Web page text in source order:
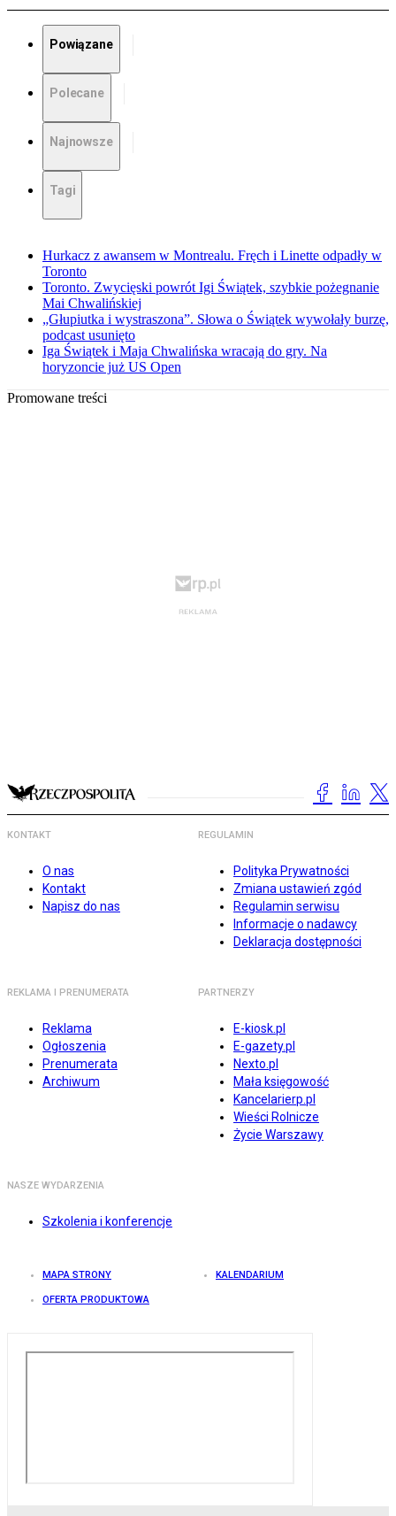
Powiązane
Polecane
Najnowsze
Tagi
Hurkacz z awansem w Montrealu. Fręch i Linette odpadły w
Toronto
Toronto. Zwycięski powrót Igi Świątek, szybkie pożegnanie
Mai Chwalińskiej
„Głupiutka i wystraszona”. Słowa o Świątek wywołały burzę,
podcast usunięto
Iga Świątek i Maja Chwalińska wracają do gry. Na
horyzoncie już US Open
Promowane treści
KONTAKT
O nas
Kontakt
Napisz do nas
REGULAMIN
Polityka Prywatności
Zmiana ustawień zgód
Regulamin serwisu
Informacje o nadawcy
Deklaracja dostępności
REKLAMA I PRENUMERATA
Reklama
Ogłoszenia
Prenumerata
Archiwum
PARTNERZY
E-kiosk.pl
E-gazety.pl
Nexto.pl
Mała księgowość
Kancelarierp.pl
Wieści Rolnicze
Życie Warszawy
NASZE WYDARZENIA
Szkolenia i konferencje
MAPA STRONY KALENDARIUM
OFERTA PRODUKTOWA